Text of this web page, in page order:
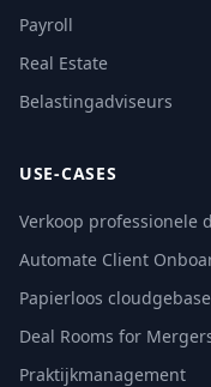
Payroll
Real Estate
Belastingadviseurs
USE-CASES
Verkoop professionele
Automate Client
Papierloos
Deal Rooms for
Praktijkmanagement